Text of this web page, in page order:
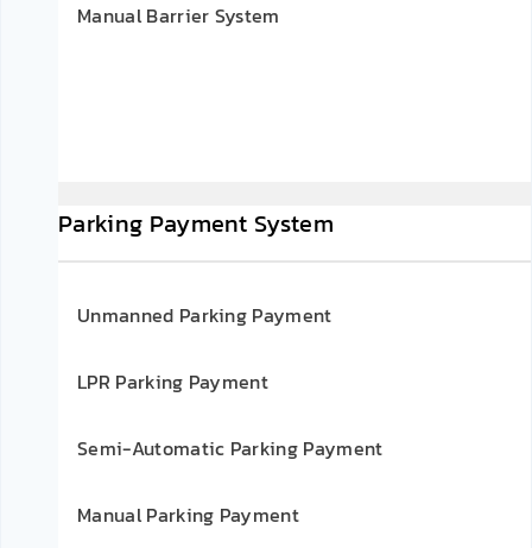
Manual Barrier System
Parking Payment System
Unmanned Parking Payment
LPR Parking Payment
Semi-Automatic Parking Payment
Manual Parking Payment